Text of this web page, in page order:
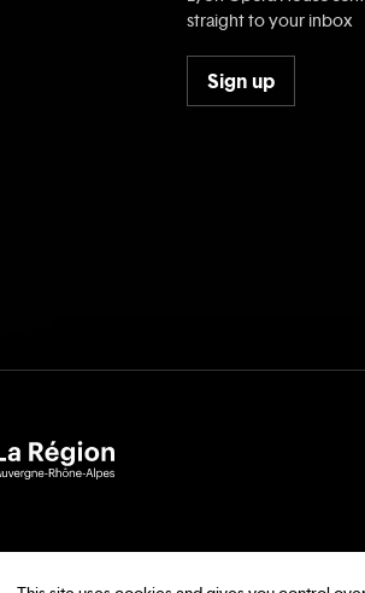
straight to your inbox
Sign up